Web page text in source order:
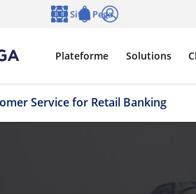
contenu principal
Plateforme Solutions
Sites Pega
Service for Retail Banking